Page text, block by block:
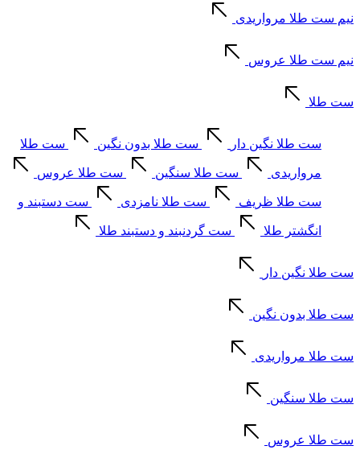
نیم ست طلا مرواریدی
نیم ست طلا عروس
ست طلا
ست طلا نگین دار ست طلا بدون نگین ست طلا
مرواریدی ست طلا سنگین ست طلا عروس
ست طلا ظریف ست طلا نامزدی ست دستبند و
انگشتر طلا ست گردنبند و دستبند طلا
ست طلا نگین دار
ست طلا بدون نگین
ست طلا مرواریدی
ست طلا سنگین
ست طلا عروس